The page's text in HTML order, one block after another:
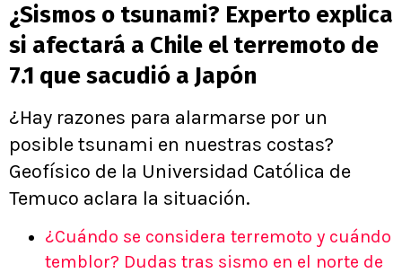
¿Sismos o tsunami? Experto explica
si afectará a Chile el terremoto de
7.1 que sacudió a Japón
¿Hay razones para alarmarse por un
posible tsunami en nuestras costas?
Geofísico de la Universidad Católica de
Temuco aclara la situación.
¿Cuándo se considera terremoto y cuándo
temblor? Dudas tras sismo en el norte de